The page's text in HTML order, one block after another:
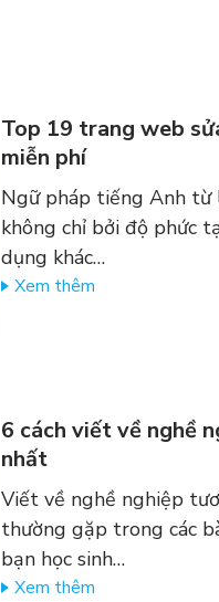
Top 19 trang web
miễn phí
Ngữ pháp tiếng Anh từ
không chỉ bởi độ phức
dụng khác…
Xem thêm
6 cách viết về nghề
nhất
Viết về nghề nghiệp
thường gặp trong các
bạn học sinh…
Xem thêm